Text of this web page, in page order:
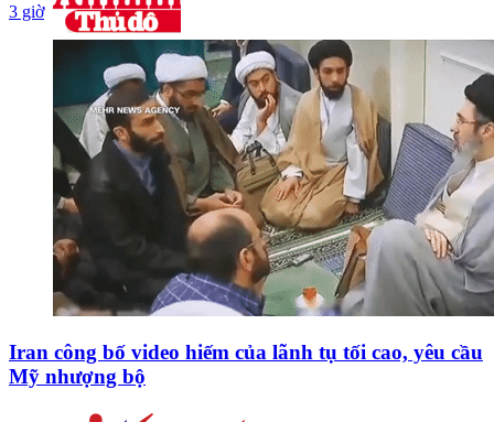
3 giờ
Iran công bố video hiếm của lãnh tụ tối cao, yêu cầu
Mỹ nhượng bộ